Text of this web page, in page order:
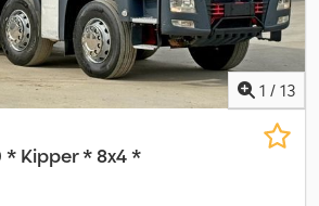
ROMÂN? (Románul minden exporttal
vállalunk, beleértve a rendszámokat is)
13064
1 / 13
* Kipper * 8x4 *